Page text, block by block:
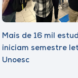
Mais de 16 mil
iniciam semestre
Unoesc